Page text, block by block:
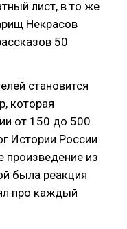
лист, в то же
Некрасов
50
становится
которая
от 150 до 500
Истории России
произведение из
была реакция
про каждый